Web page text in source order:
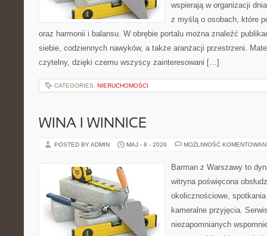
wspierają w organizacji
z myślą o osobach, które
oraz harmonii i balansu. W obrębie portalu można znaleźć
siebie, codziennych nawyków, a także aranżacji przestrzeni.
czytelny, dzięki czemu wszyscy zainteresowani […]
CATEGORIES: NIERUCHOMOŚCI
WINA I WINNICE
POSTED BY ADMIN MAJ - 8 - 2026 MOŻLIWOŚĆ
Barman z Warszawy to
witryna poświęcona
okolicznościowe,
kameralne przyjęcia.
niezapomnianych